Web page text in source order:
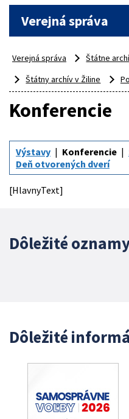
Verejná správa
Verejná správa
Štátne
Štátny archív v Žiline
Konferencie
Výstavy Konferencie
Deň otvorených dverí
[HlavnyText]
Dôležité
Dôležité